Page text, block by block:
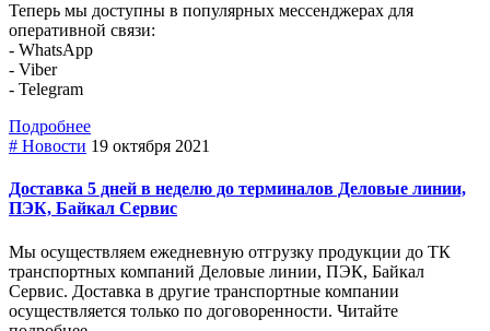
Теперь мы доступны в популярных мессенджерах для
оперативной связи:
- WhatsApp
- Viber
- Telegram
Подробнее
# Новости 19 октября 2021
Доставка 5 дней в неделю до терминалов Деловые линии,
ПЭК, Байкал Сервис
Мы осуществляем ежедневную отгрузку продукции до ТК
транспортных компаний Деловые линии, ПЭК, Байкал
Сервис. Доставка в другие транспортные компании
осуществляется только по договоренности. Читайте